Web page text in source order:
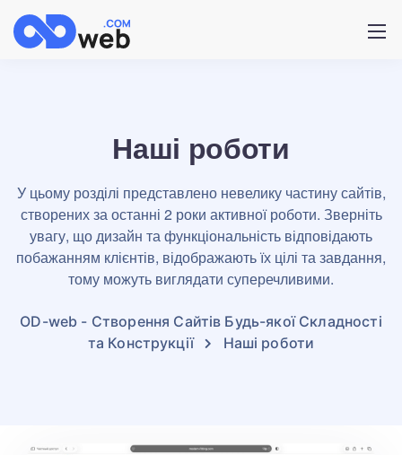
Наші роботи
У цьому розділі представлено невелику частину сайтів,
створених за останні 2 роки активної роботи. Зверніть
увагу, що дизайн та функціональність відповідають
побажанням клієнтів, відображають їх цілі та завдання,
тому можуть виглядати суперечливими.
OD-web - Створення Сайтів Будь-якої Складності
та Конструкції
Наші роботи